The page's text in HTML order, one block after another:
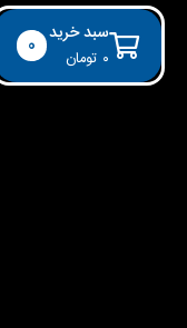
سبد خرید
تومان ۰ 0